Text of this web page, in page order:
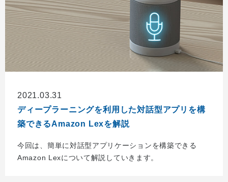
2021.03.31
ディープラーニングを利用した対話型アプリを構
築できるAmazon Lexを解説
今回は、簡単に対話型アプリケーションを構築できる
Amazon Lexについて解説していきます。